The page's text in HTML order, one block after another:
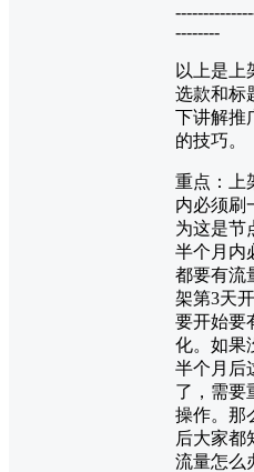
--------
以上是上
选款和标
下讲解推
的技巧。
重点：上
内必须刷
为这是节
半个月内
都要有流
架第3天
要开始要
化。如果
半个月后
了，需要
操作。那
后大家都
流量怎么